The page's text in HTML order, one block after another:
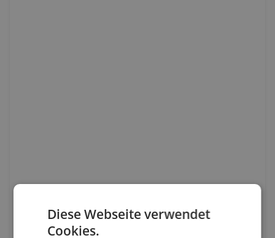
Diese Webseite verwendet
Cookies.